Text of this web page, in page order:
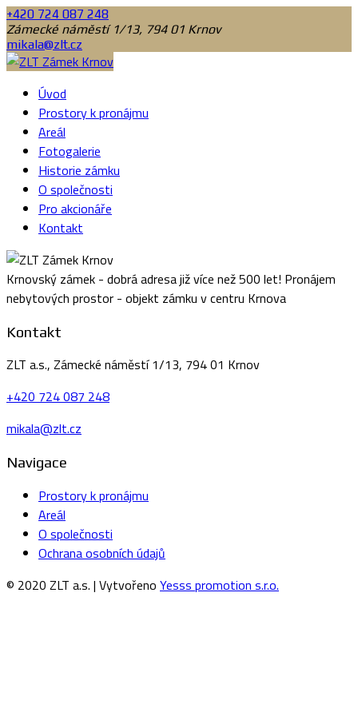
+420 724 087 248
Zámecké náměstí 1/13, 794 01 Krnov
mikala@zlt.cz
Úvod
Prostory k pronájmu
Areál
Fotogalerie
Historie zámku
O společnosti
Pro akcionáře
Kontakt
Krnovský zámek - dobrá adresa již více než 500 let! Pronájem
nebytových prostor - objekt zámku v centru Krnova
Kontakt
ZLT a.s., Zámecké náměstí 1/13, 794 01 Krnov
+420 724 087 248
mikala@zlt.cz
Navigace
Prostory k pronájmu
Areál
O společnosti
Ochrana osobních údajů
© 2020 ZLT a.s. | Vytvořeno Yesss promotion s.r.o.